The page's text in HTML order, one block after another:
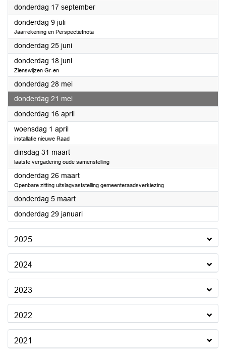
donderdag 17 september2026
donderdag 9 juli2026
Jaarrekening en Perspectiefnota
donderdag 25 juni2026
donderdag 18 juni2026
Zienswijzen Gr-en
donderdag 28 mei2026
donderdag 21 mei
donderdag 16 april2026
woensdag 1 april2026
installatie nieuwe Raad
dinsdag 31 maart2026
laatste vergadering oude samenstelling
donderdag 26 maart2026
Openbare zitting uitslagvaststelling gemeenteraadsverkiezing
donderdag 5 maart2026
donderdag 29 januari2026
2025
2024
2023
2022
2021